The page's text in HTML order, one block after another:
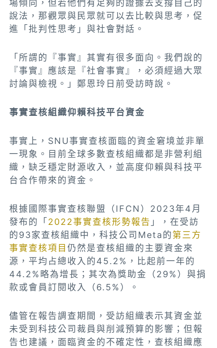
場傾向，但若他們有足夠的證據去支撐自己的
說法，那觀眾與民眾就可以去比較與思考，促
進「批判性思考」與社會對話。
「所謂的『事實』其實有很多面向。我們說的
『事實』應該是『社會事實』，必須經過大眾
討論與檢視。」鄭恩玲日前受訪時說。
事實查核組織仰賴科技平台資金
事實上，SNU事實查核面臨的資金窘境並非單
一現象。目前全球多數查核組織都是非營利組
織，缺乏穩定財源收入，並高度仰賴與科技平
台合作帶來的資金。
根據國際事實查核聯盟（IFCN）2023年4月
發布的「 2022事實查核形勢報告 」，在受訪
的93家查核組織中，科技公司Meta的第三方
事實查核項目仍然是查核組織的主要資金來
源，平均占總收入的45.2%，比起前一年的
44.2%略為增長；其次為獎助金（29%）與捐
款或會員訂閱收入（6.5%）。
儘管在報告調查期間，受訪組織表示其資金並
未受到科技公司裁員與削減預算的影響；但報
告也建議，面臨資金的不確定性，查核組織應